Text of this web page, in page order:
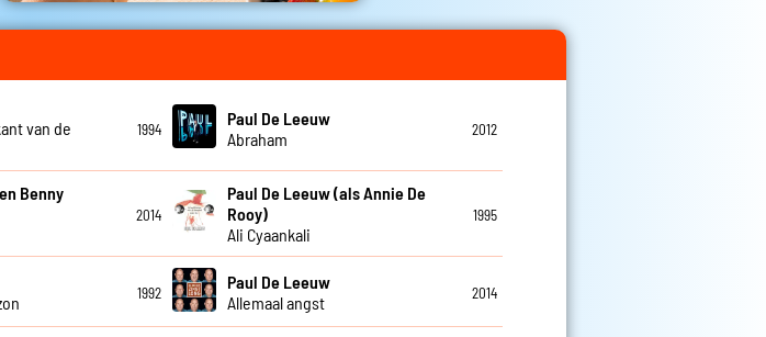
van de
1994
Paul De Leeuw
Abraham
2012
Benny
2014
Paul De Leeuw (als Annie De
Rooy)
Ali Cyaankali
1995
1992
Paul De Leeuw
Allemaal angst
2014